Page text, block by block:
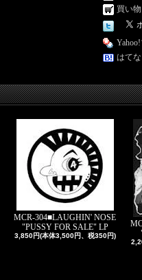
買い
はて
MCR-304■LAUGHIN' NOSE
"PUSSY FOR SALE" LP
3,850円(本体3,500円、税350円)